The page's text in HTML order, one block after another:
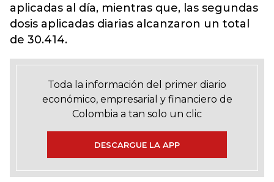
aplicadas al día, mientras que, las segundas
dosis aplicadas diarias alcanzaron un total
de 30.414.
Toda la información del primer diario
económico, empresarial y financiero de
Colombia a tan solo un clic
DESCARGUE LA APP